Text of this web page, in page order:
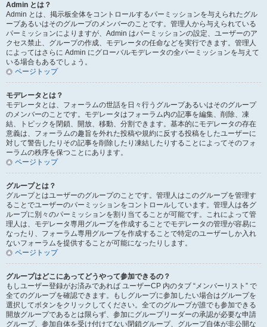
Admin とは？
Admin とは、掲示板全体をコントロールするパーミッションを与えられたグル
ープあるいはそのグループのメンバーのことです。管理人から与えられている
パーミッションによりますが、Admin はパーミッションの設定、ユーザーのア
クセス禁止、グループの作成、モデレータの任命などを実行できます。管理人
によってはさらに Admin にグローバルモデレータの全パーミッションを与えて
いる場合もあるでしょう。
ページトップ
モデレータとは？
モデレータとは、フォーラムの世話を日々行うグループあるいはそのグループ
のメンバーのことです。モデレータはフォーラム内の記事を編集、削除、凍
結、トピックを閉鎖、開放、移動、分割できます。基本的にモデレータの存在
意義は、フォーラムの趣旨を外れた投稿や規約に反する投稿をしたユーザーに
対して警告したりその記事を削除したり凍結したりすることによってそのフォ
ーラムの秩序を保つことにあります。
ページトップ
グループとは？
グループとはユーザーのグループのことです。管理人はこのグループを管理す
ることでユーザーのパーミッションをコントロールしています。管理人は各グ
ループに別々のパーミッションを割り当てることが可能です。これによって管
理人は、モデレータ専用グループを作成することでモデレータの管理が容易に
なったり、フォーラム専用グループを作成することで特定のユーザーしか入れ
ないフォーラムを提供することが可能になったりします。
ページトップ
グループはどこにあってどうやって参加できるの？
もしユーザー登録がお済みであれば ユーザーCP 内のタブ “メンバーリスト” で
全てのグループを確認できます。もしグループに参加したい場合はグループを
選択してボタンをクリックしてください。全てのグループが誰でも参加できる
開放グループであるとは限らず、参加にグループリーダーの承認が必要な申請
グループ、参加自体を受け付けてない閉鎖グループ、グループ自体が非公開な